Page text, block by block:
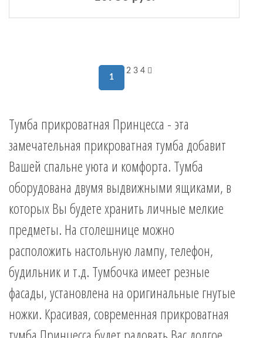
1
2 3 4
Тумба прикроватная Принцесса - эта
замечательная прикроватная тумба добавит
Вашей спальне уюта и комфорта. Тумба
оборудована двумя выдвижными ящиками, в
которых Вы будете хранить личные мелкие
предметы. На столешнице можно
расположить настольную лампу, телефон,
будильник и т.д. Тумбочка имеет резные
фасады, установлена на оригинальные гнутые
ножки. Красивая, современная прикроватная